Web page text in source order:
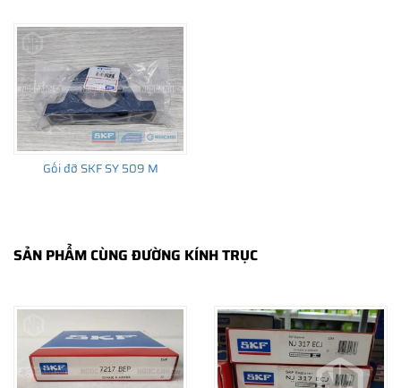
•Xuất xứ vòng bi SKF chính hãng ở đâu?
•Chất lượng vòng bi SKF chính hãng
Gối đỡ SKF SY 509 M
SẢN PHẨM CÙNG ĐƯỜNG KÍNH TRỤC